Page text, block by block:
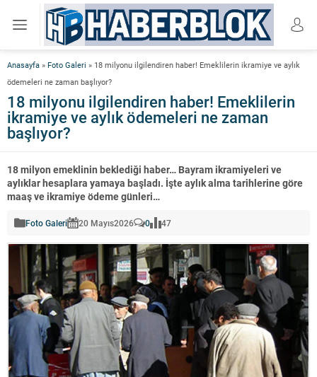
Anasayfa » Foto Galeri » 18 milyonu ilgilendiren haber! Emeklilerin ikramiye ve aylık
ödemeleri ne zaman başlıyor?
18 milyonu ilgilendiren haber! Emeklilerin
ikramiye ve aylık ödemeleri ne zaman
başlıyor?
18 milyon emeklinin beklediği haber… Bayram ikramiyeleri ve
aylıklar hesaplara yamaya başladı. İşte aylık alma tarihlerine göre
maaş ve ikramiye ödeme günleri…
Foto Galeri 20 Mayıs2026 0 47